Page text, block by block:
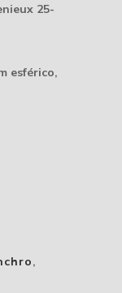
25-
esférico,
,